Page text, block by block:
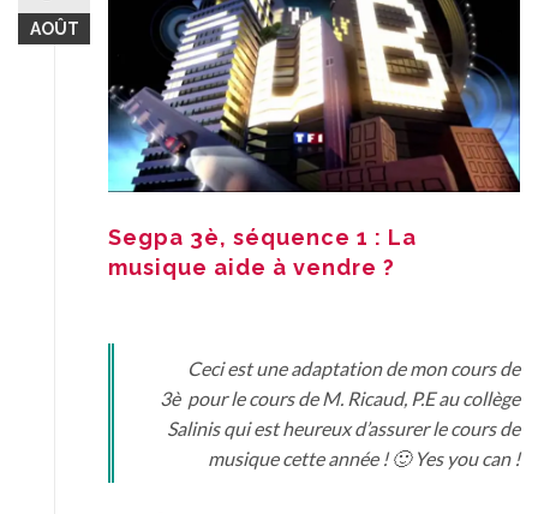
AOÛT
Segpa 3è, séquence 1 : La
musique aide à vendre ?
Ceci est une adaptation de mon cours de
3è pourle cours de M. Ricaud, P.E au collège
Salinisqui est heureux d’assurerle cours de
musiquecette année ! 🙂 Yes you can !